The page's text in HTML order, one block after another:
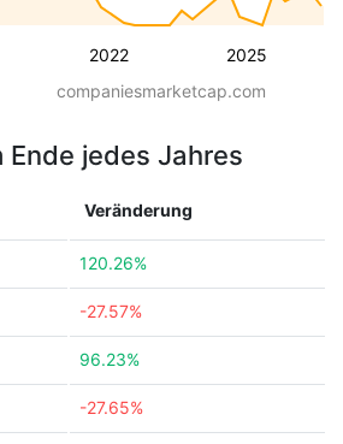
2022 2025
companiesmarketcap.com
Ende jedes Jahres
Veränderung
120.26%
-27.57%
96.23%
-27.65%